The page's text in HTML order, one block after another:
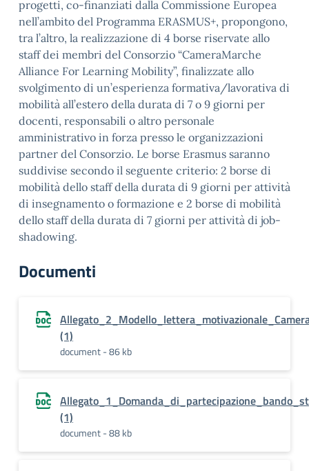
progetti, co-finanziati dalla Commissione Europea
nell’ambito del Programma ERASMUS+, propongono,
tra l’altro, la realizzazione di 4 borse riservate allo
staff dei membri del Consorzio “CameraMarche
Alliance For Learning Mobility”, finalizzate allo
svolgimento di un’esperienza formativa/lavorativa di
mobilità all’estero della durata di 7 o 9 giorni per
docenti, responsabili o altro personale
amministrativo in forza presso le organizzazioni
partner del Consorzio. Le borse Erasmus saranno
suddivise secondo il seguente criterio: 2 borse di
mobilità dello staff della durata di 9 giorni per attività
di insegnamento o formazione e 2 borse di mobilità
dello staff della durata di 7 giorni per attività di job-
shadowing.
Documenti
(1)
document - 86 kb
(1)
document - 88 kb